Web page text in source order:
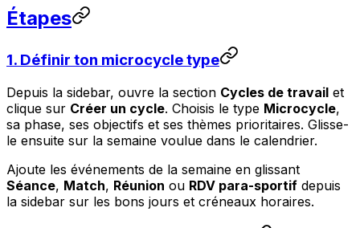
Étapes
1. Définir ton microcycle type
Depuis la sidebar, ouvre la section Cycles de travail et
clique sur Créer un cycle. Choisis le type Microcycle,
sa phase, ses objectifs et ses thèmes prioritaires. Glisse-
le ensuite sur la semaine voulue dans le calendrier.
Ajoute les événements de la semaine en glissant
Séance, Match, Réunion ou RDV para-sportif depuis
la sidebar sur les bons jours et créneaux horaires.